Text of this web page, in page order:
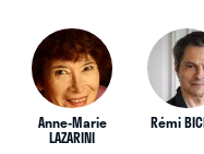
Anne-Marie
LAZARINI
Rémi